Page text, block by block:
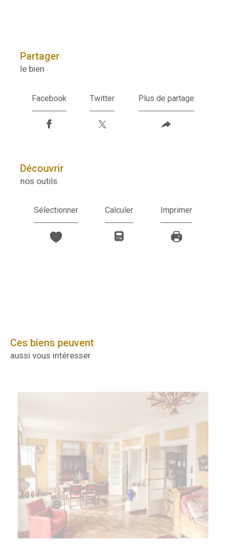
partager
le bien
Facebook Twitter Plus de partage
découvrir
nos outils
Sélectionner Calculer Imprimer
Ces biens peuvent
aussi vous intéresser